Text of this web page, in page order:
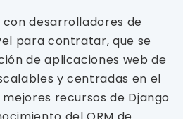
desarrolladores de
para contratar, que se
de aplicaciones web de
y centradas en el
recursos de Django